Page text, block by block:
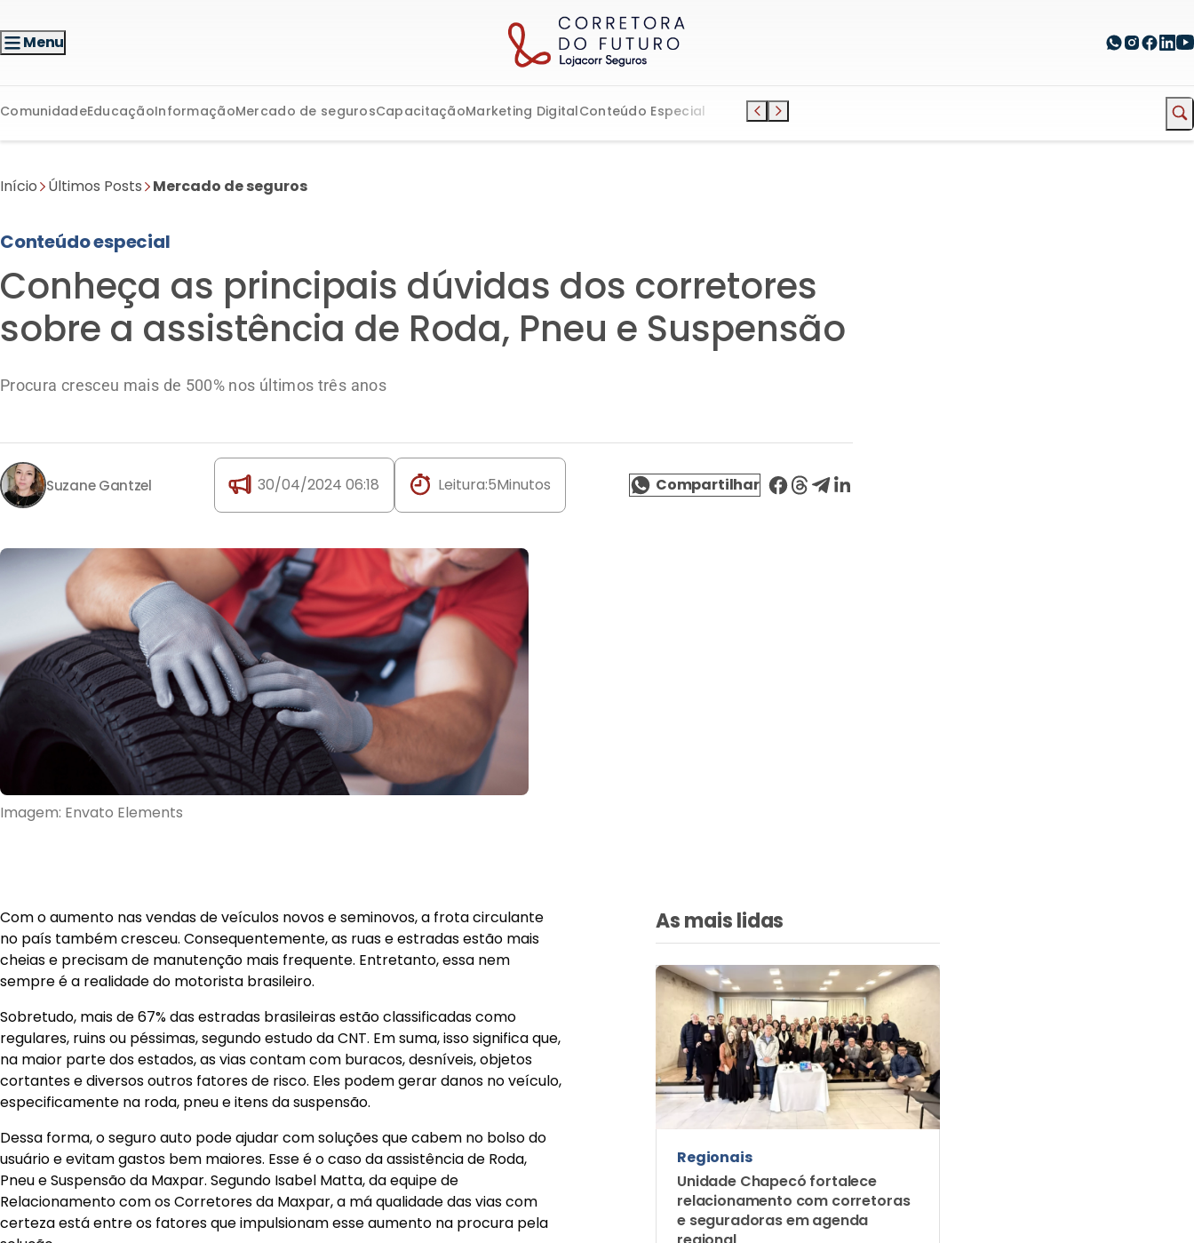
Menu
ComunidadeEducaçãoInformaçãoMercado de segurosCapacitaçãoMarketing DigitalConteúdo Especial
Início Últimos Posts Mercado de seguros
Conteúdo especial
Conheça as principais dúvidas dos corretores
sobre a assistência de Roda, Pneu e Suspensão
Procura cresceu mais de 500% nos últimos três anos
Suzane Gantzel 30/04/2024 06:18 Leitura:5Minutos
Imagem: Envato Elements
Com o aumento nas vendas de veículos novos e seminovos, a frota circulante
no país também cresceu. Consequentemente, as ruas e estradas estão mais
cheias e precisam de manutenção mais frequente. Entretanto, essa nem
sempre é a realidade do motorista brasileiro.
Sobretudo, mais de 67% das estradas brasileiras estão classificadas como
regulares, ruins ou péssimas, segundo estudo da CNT. Em suma, isso significa que,
na maior parte dos estados, as vias contam com buracos, desníveis, objetos
cortantes e diversos outros fatores de risco. Eles podem gerar danos no veículo,
especificamente na roda, pneu e itens da suspensão.
Dessa forma, o seguro auto pode ajudar com soluções que cabem no bolso do
usuário e evitam gastos bem maiores. Esse é o caso da assistência de Roda,
Pneu e Suspensão da Maxpar. Segundo Isabel Matta, da equipe de
Relacionamento com os Corretores da Maxpar, a má qualidade das vias com
certeza está entre os fatores que impulsionam esse aumento na procura pela
As mais lidas
Regionais
Unidade Chapecó fortalece
relacionamento com corretoras
e seguradoras em agenda